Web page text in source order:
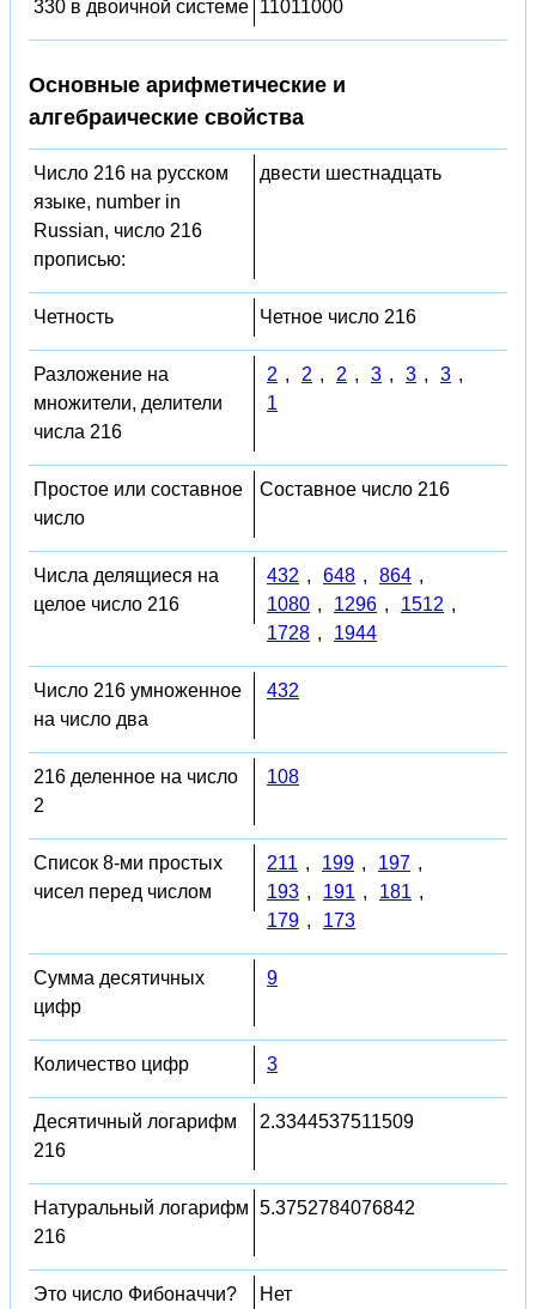
330 в двоичной системе 11011000
Основные арифметические и
алгебраические свойства
Число 216 на русском
языке, number in
Russian, число 216
прописью:
двести шестнадцать
Четность Четное число 216
Разложение на
множители, делители
числа 216
2 , 2 , 2 , 3 , 3 , 3 ,
1
Простое или составное
число
Составное число 216
Числа делящиеся на
целое число 216
432 , 648 , 864 ,
1080 , 1296 , 1512 ,
1728 , 1944
Число 216 умноженное
на число два
432
216 деленное на число
2
108
Список 8-ми простых
чисел перед числом
211 , 199 , 197 ,
193 , 191 , 181 ,
179 , 173
Сумма десятичных
цифр
9
Количество цифр 3
Десятичный логарифм
216
2.3344537511509
Натуральный логарифм
216
5.3752784076842
Это число Фибоначчи? Нет